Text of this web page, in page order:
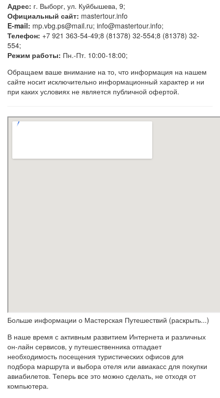
Адрес: г. Выборг, ул. Куйбышева, 9;
Официальный сайт: mastertour.info
E-mail: mp.vbg.ps@mail.ru; info@mastertour.info;
Телефон: +7 921 363-54-49;8 (81378) 32-554;8 (81378) 32-
554;
Режим работы: Пн.-Пт. 10:00-18:00;
Обращаем ваше внимание на то, что информация на нашем
сайте носит исключительно информационный характер и ни
при каких условиях не является публичной офертой.
Больше информации о Мастерская Путешествий (раскрыть...)
В наше время с активным развитием Интернета и различных
он-лайн сервисов, у путешественника отпадает
необходимость посещения туристических офисов для
подбора маршрута и выбора отеля или авиакасс для покупки
авиабилетов. Теперь все это можно сделать, не отходя от
компьютера.